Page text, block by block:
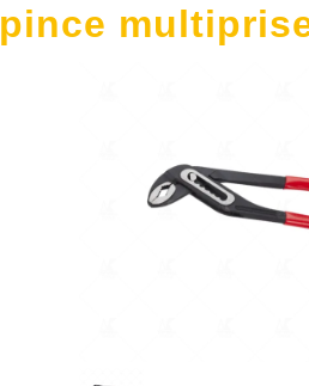
pince